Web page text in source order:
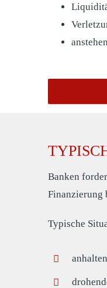
Banken
Finanzierung
Typische